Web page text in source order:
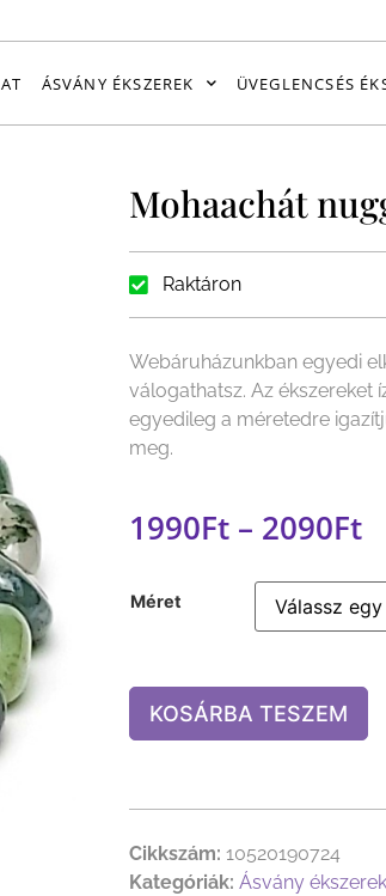
ÁSVÁNY ÉKSZEREK ÜVEGLENCSÉS
Mohaachát
Raktáron
Webáruházunkban egyedi
válogathatsz. Az ékszereket
egyedileg a méretedre
meg.
1990Ft – 2090Ft
Méret
KOSÁRBA TESZEM
Cikkszám: 10520190724
Kategóriák: Ásvány ékszerek